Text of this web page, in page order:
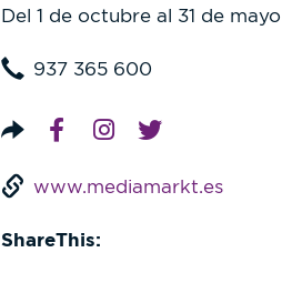
Del 1 de octubre al 31 de
937 365 600
www.mediamarkt.es
ShareThis: